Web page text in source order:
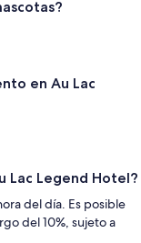
en Au Lac
Lac Legend Hotel?
del día. Es posible
del 10%, sujeto a